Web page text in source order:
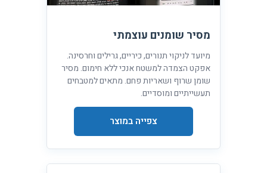
מסיר שומנים עוצמתי
מיועד לניקוי תנורים, כיריים, גרילים וחרסינה.
אפקט הצמדה למשטח אנכי ללא חימום. מסיר
שומן שרוף ושאריות פחם. מתאים למטבחים
תעשייתיים ומוסדיים.
צפייה במוצר